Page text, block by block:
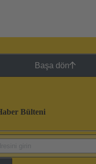
Başa dön
Bülteni